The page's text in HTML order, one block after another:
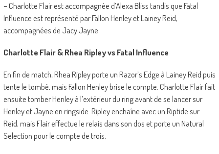
– Charlotte Flair est accompagnée d’Alexa Bliss tandis que Fatal
Influence est représenté par Fallon Henley et Lainey Reid,
accompagnées de Jacy Jayne.
Charlotte Flair & Rhea Ripley vs Fatal Influence
En fin de match, Rhea Ripley porte un Razor’s Edge à Lainey Reid puis
tente le tombé, mais Fallon Henley brise le compte. Charlotte Flair fait
ensuite tomber Henley à l’extérieur du ring avant de se lancer sur
Henley et Jayne en ringside. Ripley enchaîne avec un Riptide sur
Reid, mais Flair effectue le relais dans son dos et porte un Natural
Selection pour le compte de trois.